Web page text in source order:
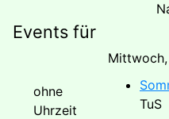
Events für
ohne
Uhrzeit
TuS